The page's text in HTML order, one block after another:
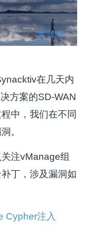
在几天内
方案的SD-WAN
中，我们在不同
。
注vManage组
丁，涉及漏洞如
Cypher注入